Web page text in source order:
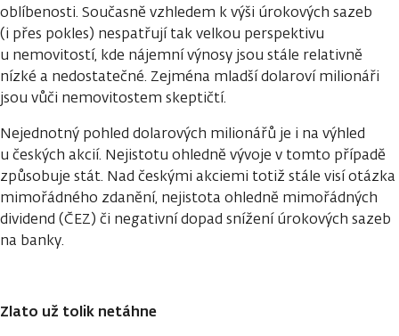
oblíbenosti. Současně vzhledem k výši úrokových sazeb
(i přes pokles) nespatřují tak velkou perspektivu
u nemovitostí, kde nájemní výnosy jsou stále relativně
nízké a nedostatečné. Zejména mladší dolaroví milionáři
jsou vůči nemovitostem skeptičtí.
Nejednotný pohled dolarových milionářů je i na výhled
u českých akcií. Nejistotu ohledně vývoje v tomto případě
způsobuje stát. Nad českými akciemi totiž stále visí otázka
mimořádného zdanění, nejistota ohledně mimořádných
dividend (ČEZ) či negativní dopad snížení úrokových sazeb
na banky.
Zlato už tolik netáhne